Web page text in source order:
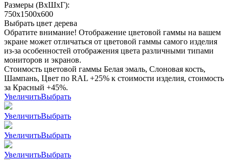
Размеры (ВхШхГ):
750x1500x600
Выбрать цвет дерева
Обратите внимание! Отображение цветовой гаммы на вашем
экране может отличаться от цветовой гаммы самого изделия
из-за особенностей отображения цвета различными типами
мониторов и экранов.
Стоимость цветовой гаммы Белая эмаль, Слоновая кость,
Шампань, Цвет по RAL +25% к стоимости изделия, стоимость
за Красный +45%.
УвеличитьВыбрать
УвеличитьВыбрать
УвеличитьВыбрать
УвеличитьВыбрать